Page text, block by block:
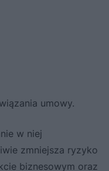
umowy.
w niej
zmniejsza ryzyko
biznesowym oraz